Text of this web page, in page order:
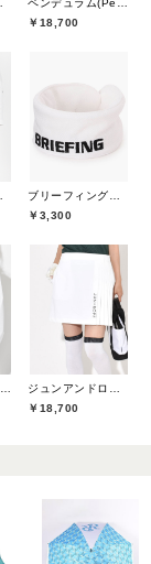
￥18,700
￥3,300
￥18,700